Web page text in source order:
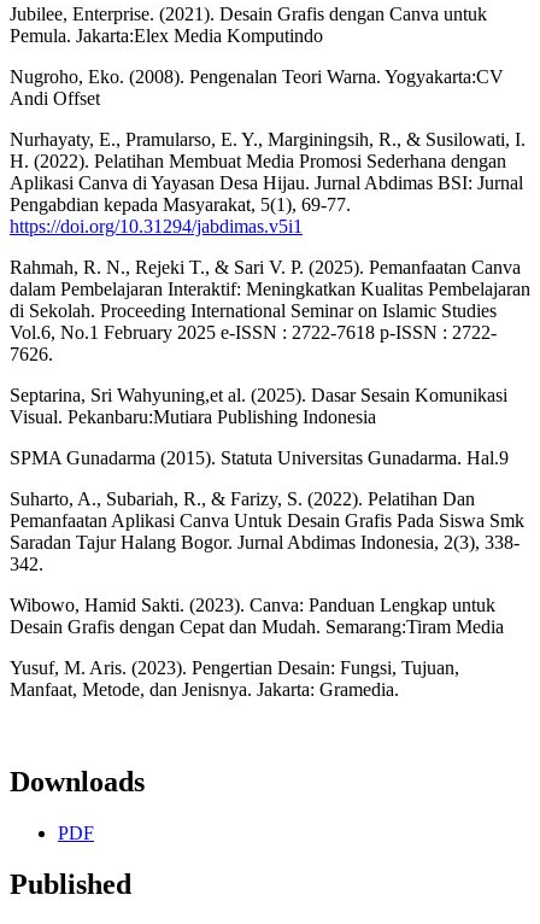
Jubilee, Enterprise. (2021). Desain Grafis dengan Canva untuk
Pemula. Jakarta:Elex Media Komputindo
Nugroho, Eko. (2008). Pengenalan Teori Warna. Yogyakarta:CV
Andi Offset
Nurhayaty, E., Pramularso, E. Y., Marginingsih, R., & Susilowati, I.
H. (2022). Pelatihan Membuat Media Promosi Sederhana dengan
Aplikasi Canva di Yayasan Desa Hijau. Jurnal Abdimas BSI: Jurnal
Pengabdian kepada Masyarakat, 5(1), 69-77.
https://doi.org/10.31294/jabdimas.v5i1
Rahmah, R. N., Rejeki T., & Sari V. P. (2025). Pemanfaatan Canva
dalam Pembelajaran Interaktif: Meningkatkan Kualitas Pembelajaran
di Sekolah. Proceeding International Seminar on Islamic Studies
Vol.6, No.1 February 2025 e-ISSN : 2722-7618 p-ISSN : 2722-
7626.
Septarina, Sri Wahyuning,et al. (2025). Dasar Sesain Komunikasi
Visual. Pekanbaru:Mutiara Publishing Indonesia
SPMA Gunadarma (2015). Statuta Universitas Gunadarma. Hal.9
Suharto, A., Subariah, R., & Farizy, S. (2022). Pelatihan Dan
Pemanfaatan Aplikasi Canva Untuk Desain Grafis Pada Siswa Smk
Saradan Tajur Halang Bogor. Jurnal Abdimas Indonesia, 2(3), 338-
342.
Wibowo, Hamid Sakti. (2023). Canva: Panduan Lengkap untuk
Desain Grafis dengan Cepat dan Mudah. Semarang:Tiram Media
Yusuf, M. Aris. (2023). Pengertian Desain: Fungsi, Tujuan,
Manfaat, Metode, dan Jenisnya. Jakarta: Gramedia.
Downloads
PDF
Published